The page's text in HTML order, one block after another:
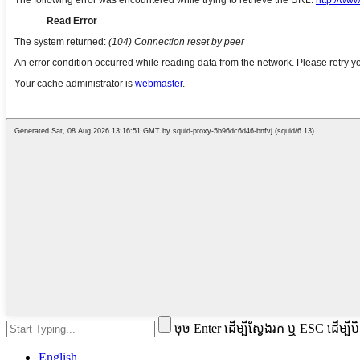
ចុច Enter ដើម្បីស្វែងរក ឬ ESC ដើម្បី